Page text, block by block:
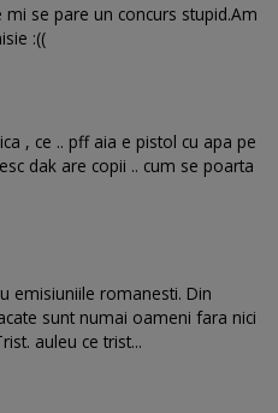
se pare un concurs stupid.Am
:((
, ce .. pff aia e pistol cu apa pe
dak are copii .. cum se poarta
emisiuniile romanesti. Din
sunt numai oameni fara nici
auleu ce trist...